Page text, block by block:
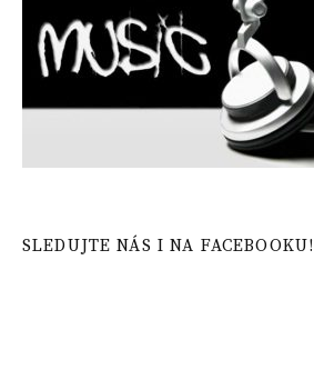
SLEDUJTE NÁS I NA FACEBOOKU!